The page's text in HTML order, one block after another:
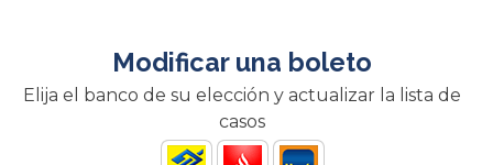
Modificar una boleto
Elija el banco de su elección y actualizar la lista de
casos